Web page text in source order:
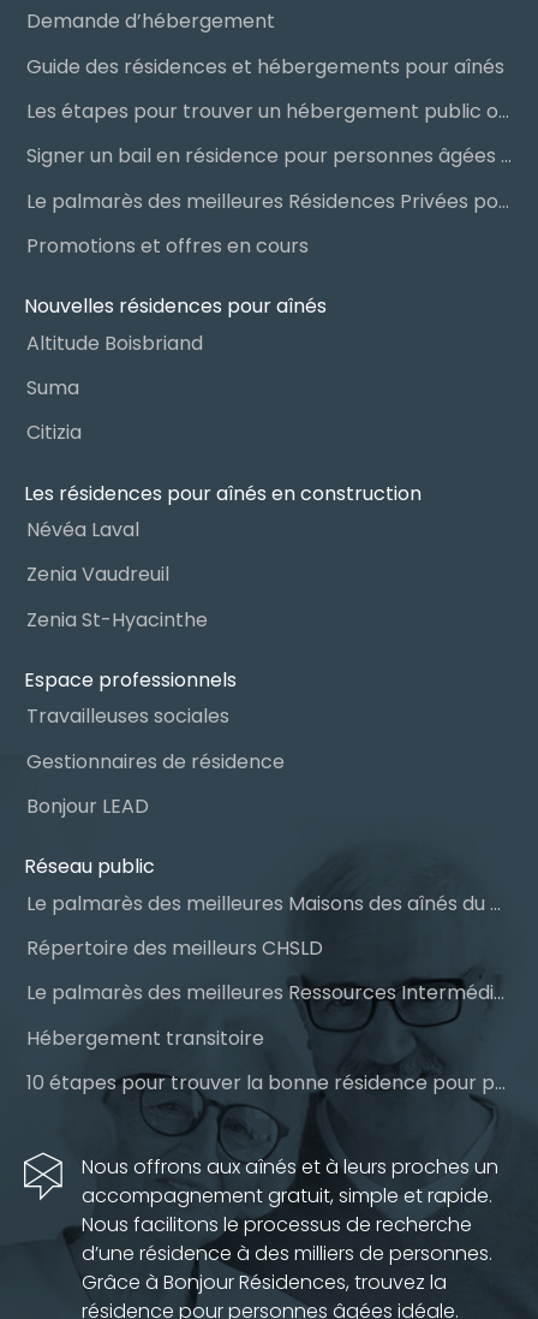
Demande d’hébergement
Guide des résidences et hébergements pour aînés
Les étapes pour trouver un hébergement public ou privé
Signer un bail en résidence pour personnes âgées (RPA) : ce qu’il faut savoir
Le palmarès des meilleures Résidences Privées pour Aînés (RPA)
Promotions et offres en cours
Nouvelles résidences pour aînés
Altitude Boisbriand
Suma
Citizia
Les résidences pour aînés en construction
Névéa Laval
Zenia Vaudreuil
Zenia St-Hyacinthe
Espace professionnels
Travailleuses sociales
Gestionnaires de résidence
Bonjour LEAD
Réseau public
Le palmarès des meilleures Maisons des aînés du Québec
Répertoire des meilleurs CHSLD
Le palmarès des meilleures Ressources Intermédiaires (RI)
Hébergement transitoire
10 étapes pour trouver la bonne résidence pour personnes âgées
Nous offrons aux aînés et à leurs proches un
accompagnement gratuit, simple et rapide.
Nous facilitons le processus de recherche
d’une résidence à des milliers de personnes.
Grâce à Bonjour Résidences, trouvez la
résidence pour personnes âgées idéale.